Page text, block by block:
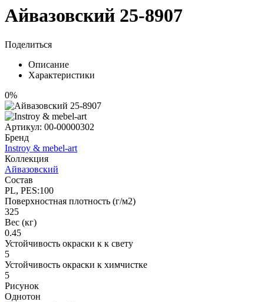
Айвазовский 25-8907
Поделиться
Описание
Характеристики
0%
Артикул: 00-00000302
Бренд
Instroy & mebel-art
Коллекция
Айвазовский
Состав
PL, PES:100
Поверхностная плотность (г/м2)
325
Вес (кг)
0.45
Устойчивость окраски к к свету
5
Устойчивость окраски к химчистке
5
Рисунок
Однотон